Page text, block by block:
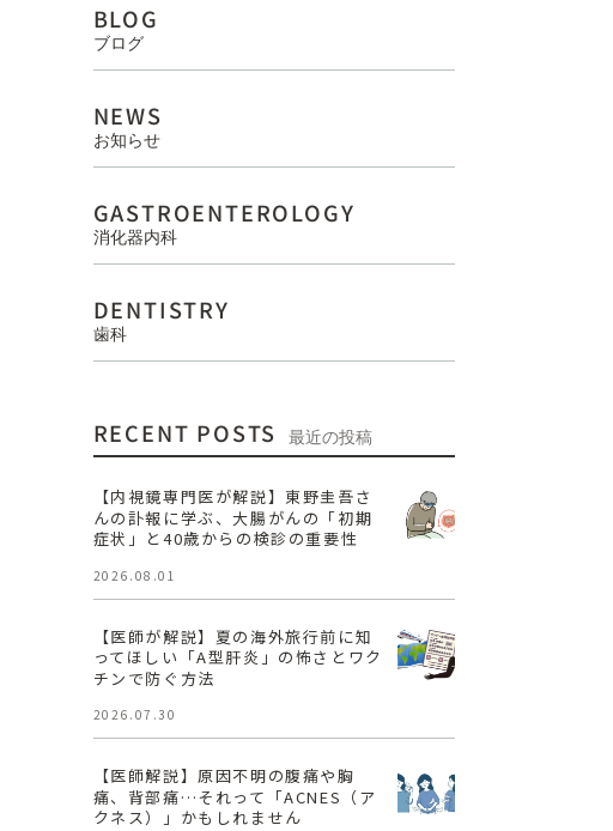
BLOG
ブログ
NEWS
お知らせ
GASTROENTEROLOGY
消化器内科
DENTISTRY
歯科
RECENT POSTS 最近の投稿
【内視鏡専門医が解説】東野圭吾さ
んの訃報に学ぶ、大腸がんの「初期
症状」と40歳からの検診の重要性
2026.08.01
【医師が解説】夏の海外旅行前に知
ってほしい「A型肝炎」の怖さとワク
チンで防ぐ方法
2026.07.30
【医師解説】原因不明の腹痛や胸
痛、背部痛…それって「ACNES（ア
クネス）」かもしれません